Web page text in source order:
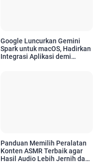
Google Luncurkan Gemini
Spark untuk macOS, Hadirkan
Integrasi Aplikasi demi
Panduan Memilih Peralatan
Konten ASMR Terbaik agar
Hasil Audio Lebih Jernih dan